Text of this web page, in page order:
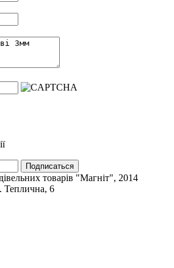
Подписаться
товарів "Магніт", 2014
Теплична, 6